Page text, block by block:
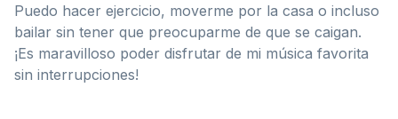
Puedo hacer ejercicio, moverme por la casa o incluso
bailar sin tener que preocuparme de que se caigan.
¡Es maravilloso poder disfrutar de mi música favorita
sin interrupciones!